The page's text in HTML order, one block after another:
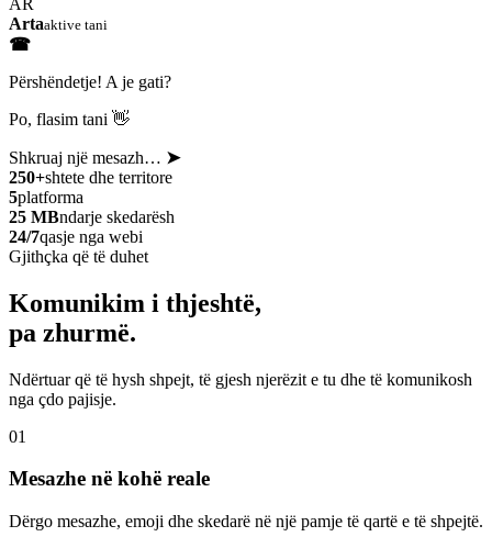
Artaaktive tani
☎
Përshëndetje! A je gati?
Po, flasim tani 👋
Shkruaj një mesazh… ➤
250+shtete dhe territore
5platforma
25 MBndarje skedarësh
24/7qasje nga webi
Gjithçka që të duhet
Komunikim i thjeshtë,
pa zhurmë.
Ndërtuar që të hysh shpejt, të gjesh njerëzit e tu dhe të komunikosh
nga çdo pajisje.
01
Mesazhe në kohë reale
Dërgo mesazhe, emoji dhe skedarë në një pamje të qartë e të shpejtë.